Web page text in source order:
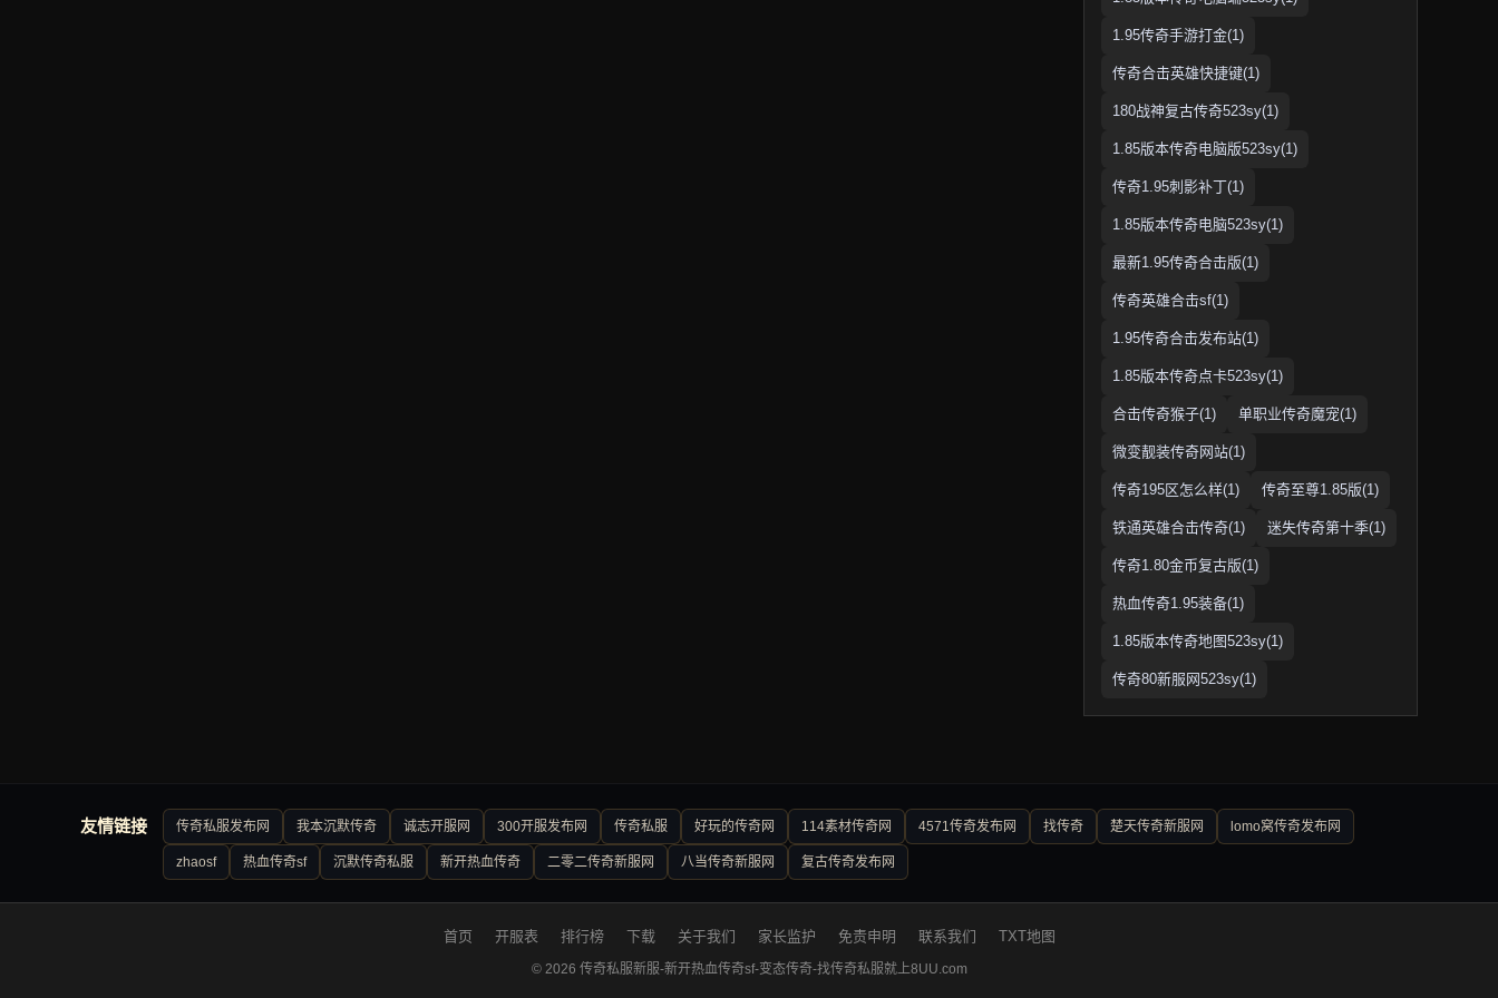
1.95传奇手游打金(1)
传奇合击英雄快捷键(1)
180战神复古传奇523sy(1)
1.85版本传奇电脑版523sy(1)
传奇1.95刺影补丁(1)
1.85版本传奇电脑523sy(1)
最新1.95传奇合击版(1)
传奇英雄合击sf(1)
1.95传奇合击发布站(1)
1.85版本传奇点卡523sy(1)
合击传奇猴子(1) 单职业传奇魔宠(1)
微变靓装传奇网站(1)
传奇195区怎么样(1) 传奇至尊1.85版(1)
铁通英雄合击传奇(1) 迷失传奇第十季(1)
传奇1.80金币复古版(1)
热血传奇1.95装备(1)
1.85版本传奇地图523sy(1)
传奇80新服网523sy(1)
友情链接 传奇私服发布网 我本沉默传奇 诚志开服网 300开服发布网 传奇私服 好玩的传奇网 114素材传奇网 4571传奇发布网 找传奇 楚天传奇新服网 lomo窝传奇发布网
zhaosf 热血传奇sf 沉默传奇私服 新开热血传奇 二零二传奇新服网 八当传奇新服网 复古传奇发布网
首页 开服表 排行榜 下载 关于我们 家长监护 免责申明 联系我们 TXT地图
© 2026 传奇私服新服-新开热血传奇sf-变态传奇-找传奇私服就上8UU.com